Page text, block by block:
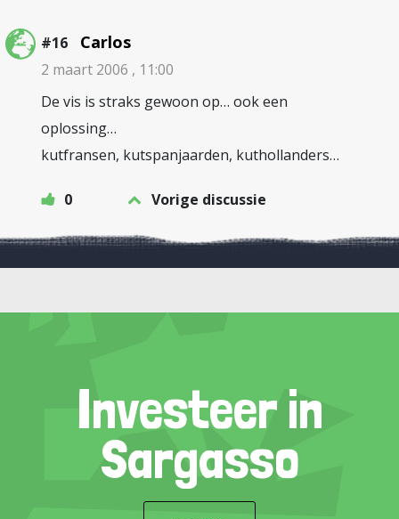
#16 Carlos
2 maart 2006 , 11:00
De vis is straks gewoon op… ook een
oplossing…
kutfransen, kutspanjaarden, kuthollanders…
0 Vorige discussie
Investeer in
Sargasso